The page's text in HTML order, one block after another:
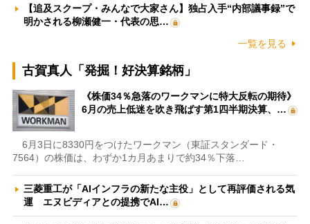
【追及スクープ・みんなで大家さん】独占入手“内部議事録”で
明かされる柳瀬健一・代表の思…
一覧を見る
古賀真人「発掘！好決算銘柄」
《株価34％急落のワークマンに特大反転の期待》
6月の売上低迷を吹き飛ばす第1四半期決算、…
6月3日に8330円をつけたワークマン（東証スタンダード・
7564）の株価は、わずか1カ月あまりで約34％下落…
三菱重工が「AIインフラの新たな主役」として再評価される気
運 エヌビディアとの提携でAI…